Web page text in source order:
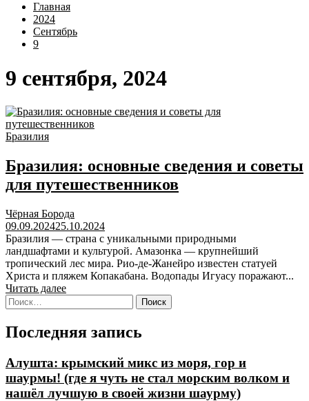
Главная
2024
Сентябрь
9
9 сентября, 2024
Бразилия
Бразилия: основные сведения и советы
для путешественников
Чёрная Борода
09.09.202425.10.2024
Бразилия — страна с уникальными природными
ландшафтами и культурой. Амазонка — крупнейший
тропический лес мира. Рио-де-Жанейро известен статуей
Христа и пляжем Копакабана. Водопады Игуасу поражают...
Читать далее
Найти:
Последняя запись
Алушта: крымский микс из моря, гор и
шаурмы! (где я чуть не стал морским волком и
нашёл лучшую в своей жизни шаурму)